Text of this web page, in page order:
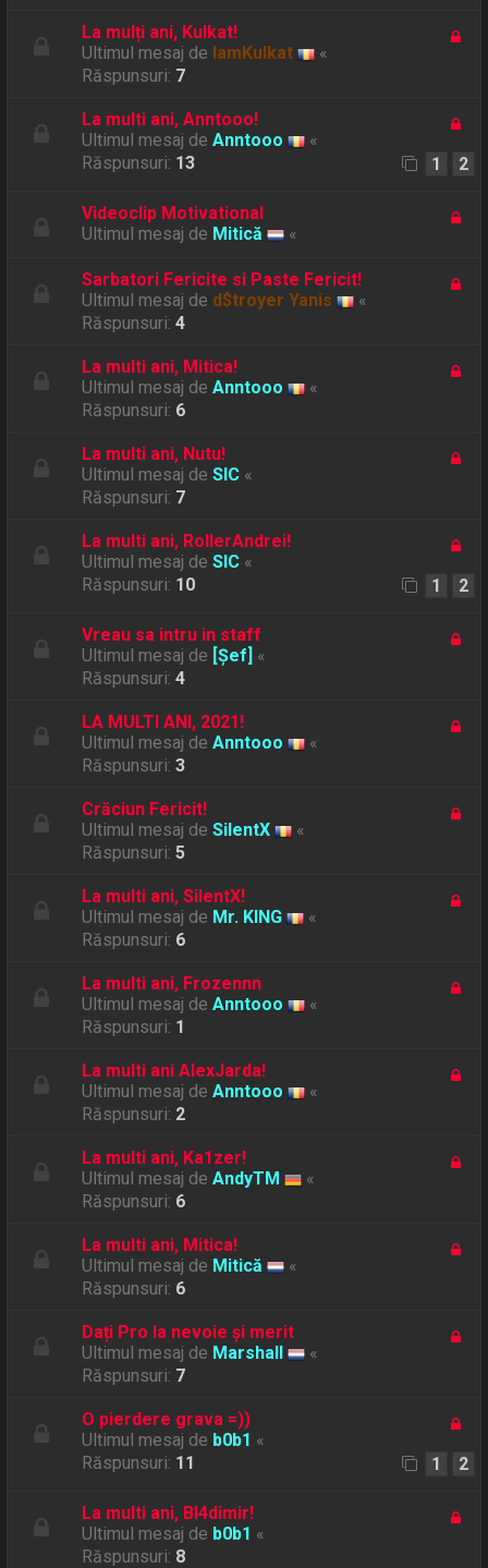
La mulți ani, Kulkat!
Ultimul mesaj de IamKulkat
«
Răspunsuri: 7
La multi ani, Anntooo!
Ultimul mesaj deAnntooo
«
Răspunsuri: 13 1 2
Videoclip Motivational
Ultimul mesaj de Mitică «
Sarbatori Fericite si Paste Fericit!
Ultimul mesaj de d$troyer Yanis
«
Răspunsuri:4
La multi ani, Mitica!
Ultimul mesaj deAnntooo
«
Răspunsuri: 6
La multi ani, Nutu!
Ultimul mesaj deSIC «
Răspunsuri: 7
La multi ani, RollerAndrei!
Ultimul mesaj deSIC «
Răspunsuri: 10 1 2
Vreau sa intru in staff
Ultimul mesaj de [Șef] «
Răspunsuri:4
LA MULTI ANI, 2021!
Ultimul mesaj deAnntooo
«
Răspunsuri:3
Crăciun Fericit!
Ultimul mesaj deSilentX
«
Răspunsuri:5
La multi ani, SilentX!
Ultimul mesaj de Mr. KING
«
Răspunsuri: 6
La multi ani, Frozennn
Ultimul mesaj deAnntooo
«
Răspunsuri: 1
La multi ani AlexJarda!
Ultimul mesaj deAnntooo
«
Răspunsuri: 2
La multi ani, Ka1zer!
Ultimul mesaj deAndyTM
«
Răspunsuri: 6
La multi ani, Mitica!
Ultimul mesaj de Mitică
«
Răspunsuri: 6
Dați Pro la nevoie și merit
Ultimul mesaj de Marshall
«
Răspunsuri: 7
O pierdere grava =))
Ultimul mesaj de b0b1 «
Răspunsuri: 11 1 2
La multi ani, Bl4dimir!
Ultimul mesaj de b0b1 «
Răspunsuri: 8